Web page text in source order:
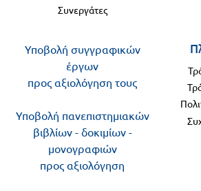
Συνεργάτες
Υποβολή συγγραφικών
έργων
προς αξιολόγηση τους
Υποβολή πανεπιστημιακών
βιβλίων - δοκιμίων -
μονογραφιών
προς αξιολόγηση